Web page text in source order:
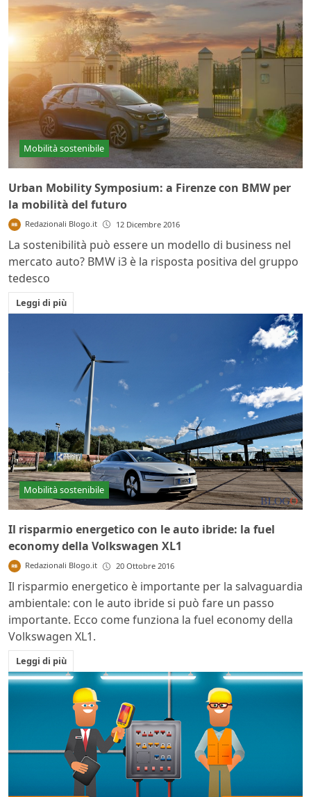
Mobilità sostenibile
Urban Mobility Symposium: a Firenze con BMW per
la mobilità del futuro
Redazionali Blogo.it 12 Dicembre 2016
La sostenibilità può essere un modello di business nel
mercato auto? BMW i3 è la risposta positiva del gruppo
tedesco
Leggi di più
Mobilità sostenibile
Il risparmio energetico con le auto ibride: la fuel
economy della Volkswagen XL1
Redazionali Blogo.it 20 Ottobre 2016
Il risparmio energetico è importante per la salvaguardia
ambientale: con le auto ibride si può fare un passo
importante. Ecco come funziona la fuel economy della
Volkswagen XL1.
Leggi di più